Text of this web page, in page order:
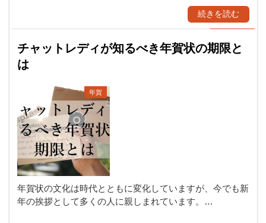
続きを読む
チャットレディが知るべき年賀状の期限と
は
年賀
年賀状の文化は時代とともに変化していますが、今でも新
年の挨拶として多くの人に親しまれています。…